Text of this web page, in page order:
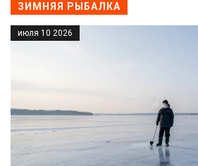
ЗИМНЯЯ РЫБАЛКА
июля 10 2026